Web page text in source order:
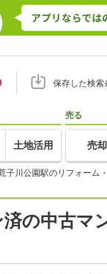
保存した検索
土地活用
売る
売却
子川公園駅のリフォーム
の中古マ